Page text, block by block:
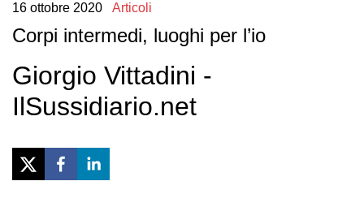
16 ottobre 2020 Articoli
Corpi intermedi, luoghi per l’io
Giorgio Vittadini -
IlSussidiario.net